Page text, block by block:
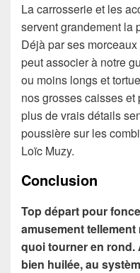
La carrosserie et les
servent grandement la
Déjà par ses
peut associer à notre
ou moins longs et
nos grosses caisses et
plus de vrais détails
poussière sur les
Loïc Muzy.
Conclusion
Top départ pour
amusement tellement
quoi tourner en rond.
bien huilée, au